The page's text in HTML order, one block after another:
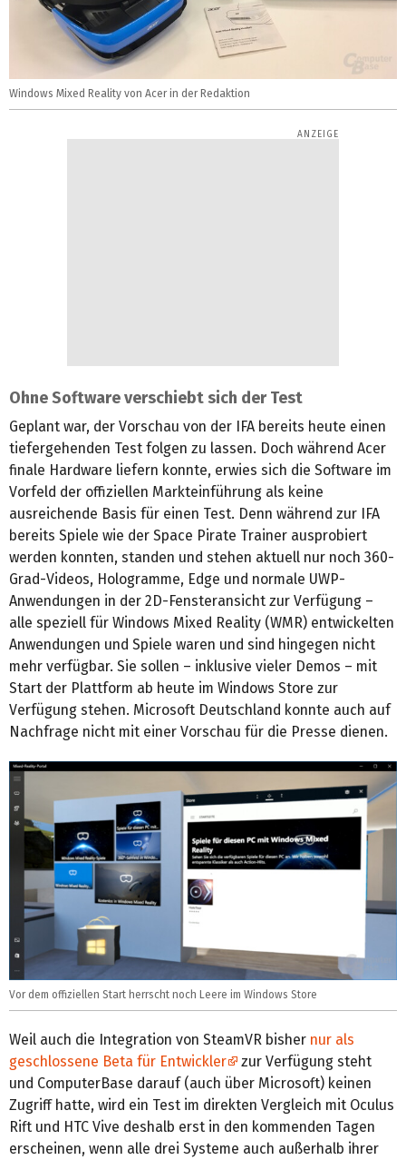
Windows Mixed Reality von Acer in der Redaktion
Ohne Software verschiebt sich der Test
Geplant war, der Vorschau von der IFA bereits heute einen
tiefergehenden Test folgen zu lassen. Doch während Acer
finale Hardware liefern konnte, erwies sich die Software im
Vorfeld der offiziellen Markteinführung als keine
ausreichende Basis für einen Test. Denn während zur IFA
bereits Spiele wie der Space Pirate Trainer ausprobiert
werden konnten, standen und stehen aktuell nur noch 360-
Grad-Videos, Hologramme, Edge und normale UWP-
Anwendungen in der 2D-Fensteransicht zur Verfügung –
alle speziell für Windows Mixed Reality (WMR) entwickelten
Anwendungen und Spiele waren und sind hingegen nicht
mehr verfügbar. Sie sollen – inklusive vieler Demos – mit
Start der Plattform ab heute im Windows Store zur
Verfügung stehen. Microsoft Deutschland konnte auch auf
Nachfrage nicht mit einer Vorschau für die Presse dienen.
Vor dem offiziellen Start herrscht noch Leere im Windows Store
Weil auch die Integration von SteamVR bisher nur als
geschlossene Beta für Entwickler
zur Verfügung steht
und ComputerBase darauf (auch über Microsoft) keinen
Zugriff hatte, wird ein Test im direkten Vergleich mit Oculus
Rift und HTC Vive deshalb erst in den kommenden Tagen
erscheinen, wenn alle drei Systeme auch außerhalb ihrer